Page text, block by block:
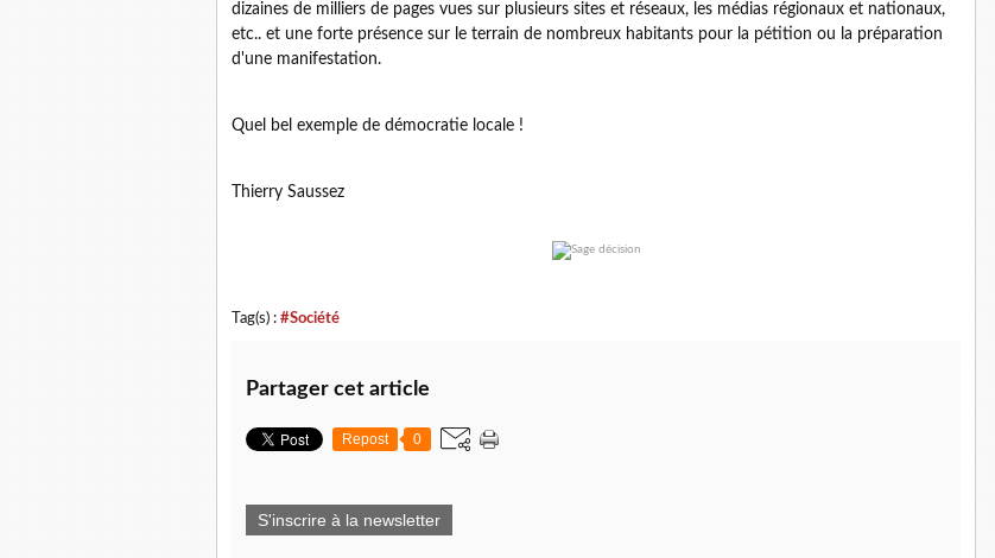
dizaines de milliers de pages vues sur plusieurs sites et réseaux, les médias régionaux et nationaux,
etc.. et une forte présence sur le terrain de nombreux habitants pour la pétition ou la préparation
d'une manifestation.
Quel bel exemple de démocratie locale !
Thierry Saussez
Tag(s) : #Société
Partager cet article
Repost 0
S'inscrire à la newsletter